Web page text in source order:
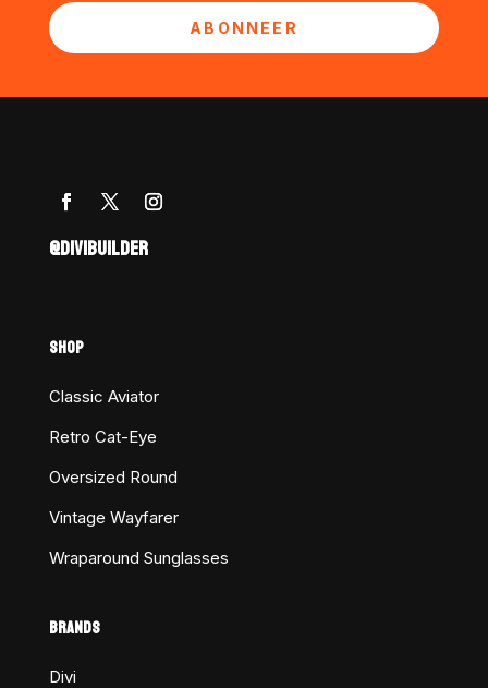
ABONNEER
@DIVIBUILDER
SHOP
Classic Aviator
Retro Cat-Eye
Oversized Round
Vintage Wayfarer
Wraparound Sunglasses
BRANDS
Divi